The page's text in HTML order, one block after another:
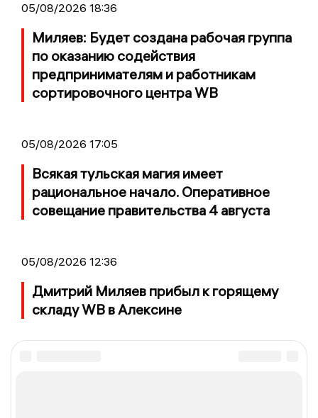
05/08/2026 18:36
Миляев: Будет создана рабочая группа
по оказанию содействия
предпринимателям и работникам
сортировочного центра WB
05/08/2026 17:05
Всякая тульская магия имеет
рациональное начало. Оперативное
совещание правительства 4 августа
05/08/2026 12:36
Дмитрий Миляев прибыл к горящему
складу WB в Алексине